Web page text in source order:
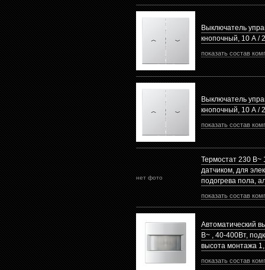
Выключатель
кнопочный, 10 А /
показать состав
Выключатель
кнопочный, 10 А /
показать состав
нет фото
Термостат 230
датчиком, для
подогрева пола,
показать состав
Автоматический
В~ , 40-400Вт,
высота монтажа
показать состав